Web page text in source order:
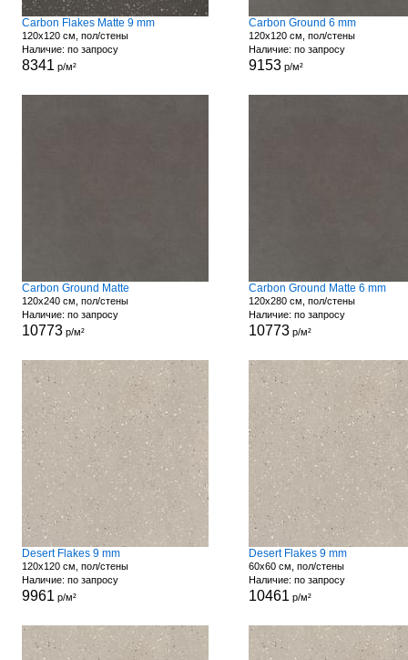
Carbon Flakes Matte 9 mm
120x120 см, пол/стены
Наличие: по запросу
8341 р/м²
Carbon Ground 6 mm
120x120 см, пол/стены
Наличие: по запросу
9153р/м²
Carbon Ground Matte
120x240 см, пол/стены
Наличие: по запросу
10773р/м²
Carbon Ground Matte 6 mm
120x280 см, пол/стены
Наличие: по запросу
10773р/м²
Desert Flakes 9 mm
120x120 см, пол/стены
Наличие: по запросу
9961 р/м²
Desert Flakes 9 mm
60x60 см, пол/стены
Наличие: по запросу
10461 р/м²